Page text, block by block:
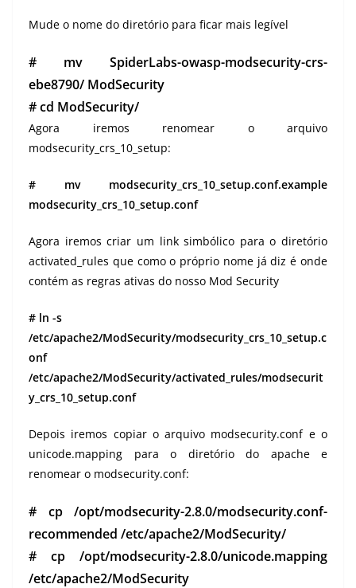
Mude o nome do diretório para ficar mais legível
# mv SpiderLabs-owasp-modsecurity-crs-
ebe8790/ ModSecurity
# cd ModSecurity/
Agora iremos renomear o arquivo
modsecurity_crs_10_setup:
# mv modsecurity_crs_10_setup.conf.example
modsecurity_crs_10_setup.conf
Agora iremos criar um link simbólico para o diretório
activated_rules que como o próprio nome já diz é onde
contém as regras ativas do nosso Mod Security
# ln -s
/etc/apache2/ModSecurity/modsecurity_crs_10_setup.c
onf
/etc/apache2/ModSecurity/activated_rules/modsecurit
y_crs_10_setup.conf
Depois iremos copiar o arquivo modsecurity.conf e o
unicode.mapping para o diretório do apache e
renomear o modsecurity.conf:
# cp /opt/modsecurity-2.8.0/modsecurity.conf-
recommended /etc/apache2/ModSecurity/
# cp /opt/modsecurity-2.8.0/unicode.mapping
/etc/apache2/ModSecurity